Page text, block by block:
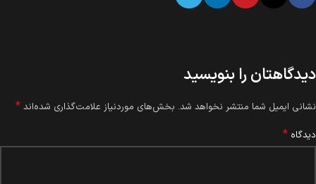
دیدگاهتان را بنویسید
نشانی ایمیل شما منتشر نخواهد شد. بخش‌های موردنیاز علامت‌گذاری شده‌اند *
دیدگاه *